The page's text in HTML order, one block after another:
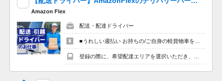
地域調整手当 75,500円
居住支援特別手当 30,000円
保育手当 10,000円 ※該当者のみ
年末年始手当 あり
社内専門資格手当 （介護技術）10,000円（認知症）10,000円
（事故の再発防止）10,000円賞与あり 前年度実績 年2回・2ヶ月
分
Amazon Flex
配送・配達ドライバー
■うれしい週払い お持ちの/ご自身の軽貨物車を使用する場合、４時間程度で最大9,600円。夕方以降の稼働※だと４時間程度で最大10,200円の報酬が獲得可能！給与ではなく、委託業務に応じた報酬をお支払いする業務委託のお仕事です。うれしい週払い。 ※関東圏4-6月に１8時以降稼働した場合を想定。地域により異なります ※報酬は規約にしたがい配達完了の15日後に支払いますが、可能な場合は、より早く、週払いで前週稼働分をお支払いします。 登録の際に、希望配達エリアを選択いただき、そのエリアでの業務を委託します（業務委託）。
登録の際に、希望配達エリアを選択いただき、そのエリアでの業務を委託します（業務委託）。